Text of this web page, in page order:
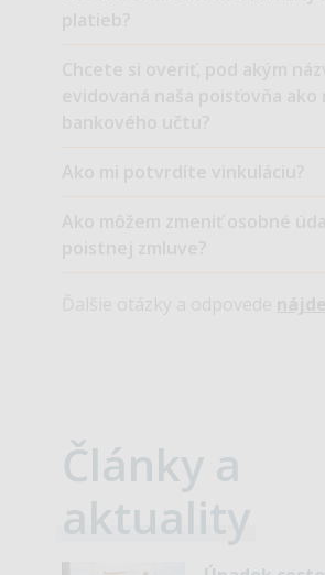
Články a
aktuality